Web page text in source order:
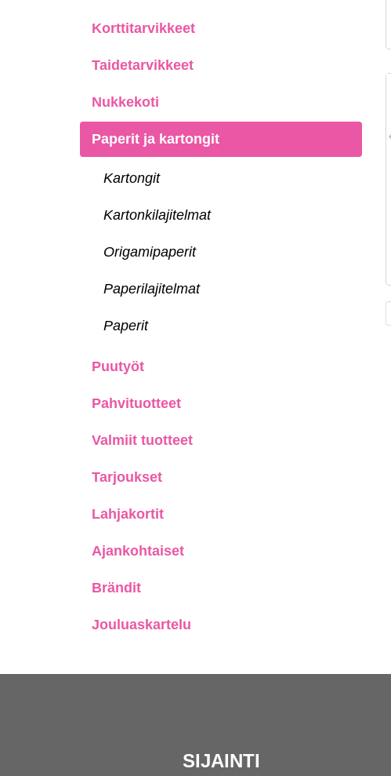
Korttitarvikkeet
Taidetarvikkeet
Nukkekoti
Paperit ja kartongit
Kartongit
Kartonkilajitelmat
Origamipaperit
Paperilajitelmat
Paperit
Puutyöt
Pahvituotteet
Valmiit tuotteet
Tarjoukset
Lahjakortit
Ajankohtaiset
Brändit
Jouluaskartelu
SIJAINTI